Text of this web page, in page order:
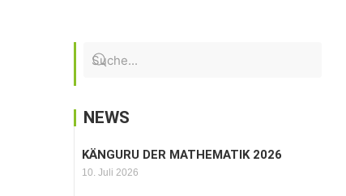
NEWS
KÄNGURU DER MATHEMATIK 2026
10. Juli 2026